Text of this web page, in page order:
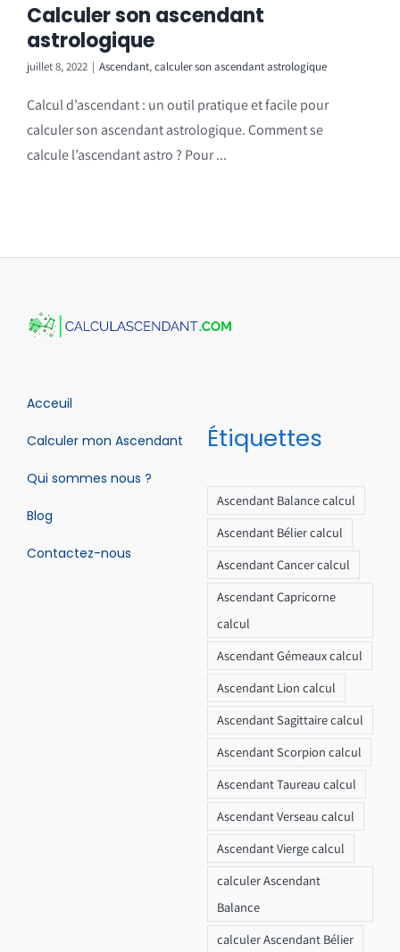
Calculer son ascendant
astrologique
juillet 8, 2022 | Ascendant,calculer son ascendant astrologique
Calcul d’ascendant : un outil pratique et facile pour
calculer son ascendant astrologique. Comment se
calcule l’ascendant astro ? Pour ...
Acceuil
Calculer mon Ascendant
Qui sommes nous ?
Blog
Contactez-nous
Étiquettes
Ascendant Balance calcul
Ascendant Bélier calcul
Ascendant Cancer calcul
Ascendant Capricorne
calcul
Ascendant Gémeaux calcul
Ascendant Lion calcul
Ascendant Sagittaire calcul
Ascendant Scorpion calcul
Ascendant Taureau calcul
Ascendant Verseau calcul
Ascendant Vierge calcul
calculer Ascendant
Balance
calculer Ascendant Bélier